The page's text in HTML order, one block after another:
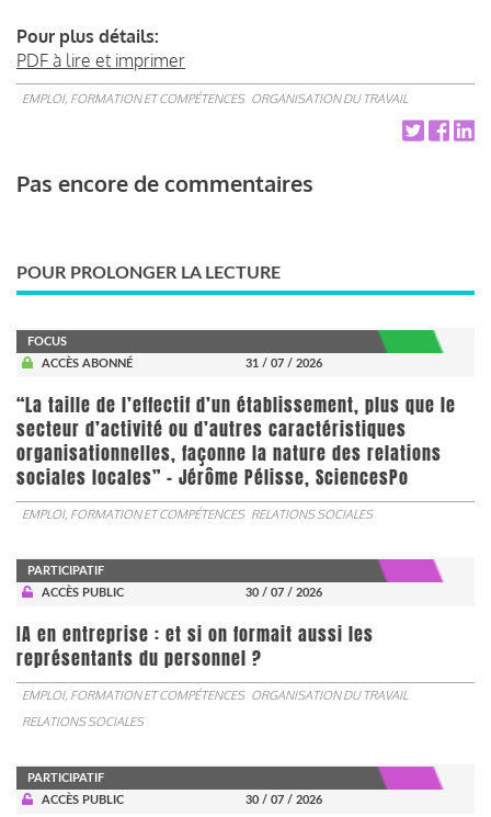
Pour plus détails:
PDF à lire et imprimer
EMPLOI, FORMATION ET COMPÉTENCES ORGANISATION DU TRAVAIL
Pas encore de commentaires
POUR PROLONGER LA LECTURE
FOCUS
ACCÈS ABONNÉ
31 / 07 / 2026
“La taille de l’effectif d’un établissement, plus que le
secteur d’activité ou d’autres caractéristiques
organisationnelles, façonne la nature des relations
sociales locales” - Jérôme Pélisse, SciencesPo
EMPLOI, FORMATION ET COMPÉTENCES RELATIONS SOCIALES
PARTICIPATIF
ACCÈS PUBLIC
30 / 07 / 2026
IA en entreprise : et si on formait aussi les
représentants du personnel ?
EMPLOI, FORMATION ET COMPÉTENCES ORGANISATION DU TRAVAIL
RELATIONS SOCIALES
PARTICIPATIF
ACCÈS PUBLIC
30 / 07 / 2026